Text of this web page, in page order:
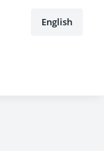
English